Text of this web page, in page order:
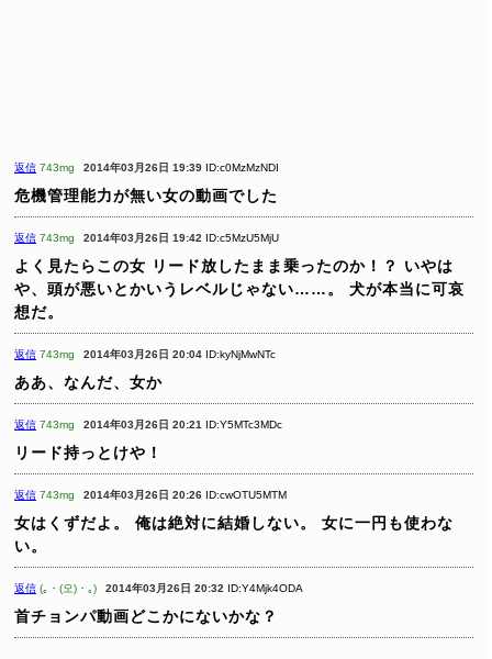
返信 743mg 2014年03月26日 19:39 ID:c0MzMzNDI
危機管理能力が無い女の動画でした
返信 743mg 2014年03月26日 19:42 ID:c5MzU5MjU
よく見たらこの女 リード放したまま乗ったのか！？
いやは
や、頭が悪いとかいうレベルじゃない……。
犬が本当に可哀
想だ。
返信 743mg 2014年03月26日 20:04 ID:kyNjMwNTc
ああ、なんだ、女か
返信 743mg 2014年03月26日 20:21 ID:Y5MTc3MDc
リード持っとけや！
返信 743mg 2014年03月26日 20:26 ID:cwOTU5MTM
女はくずだよ。 俺は絶対に結婚しない。
女に一円も使わな
い。
返信 (｡・(오)・｡) 2014年03月26日 20:32 ID:Y4Mjk4ODA
首チョンパ動画どこかにないかな？